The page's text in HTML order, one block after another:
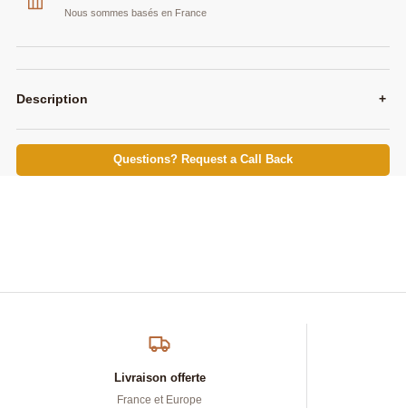
Nous sommes basés en France
Description +
Questions? Request a Call Back
Livraison offerte
France et Europe